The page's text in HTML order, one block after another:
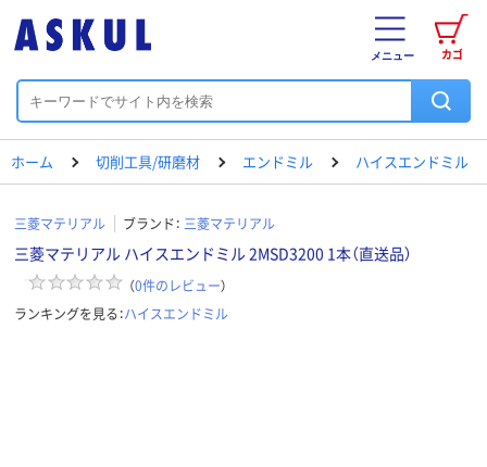
カゴ
メニュー
ホーム 切削工具/研磨材 エンドミル ハイスエンドミル
三菱マテリアル ブランド： 三菱マテリアル
三菱マテリアル ハイスエンドミル 2MSD3200 1本（直送品）
（0件のレビュー）
ランキングを見る：ハイスエンドミル